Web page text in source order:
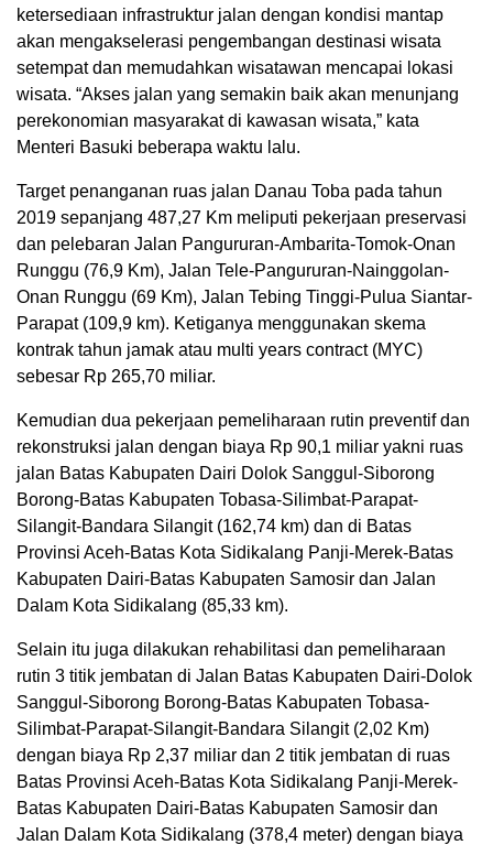
ketersediaan infrastruktur jalan dengan kondisi mantap
akan mengakselerasi pengembangan destinasi wisata
setempat dan memudahkan wisatawan mencapai lokasi
wisata. “Akses jalan yang semakin baik akan menunjang
perekonomian masyarakat di kawasan wisata,” kata
Menteri Basuki beberapa waktu lalu.
Target penanganan ruas jalan Danau Toba pada tahun
2019 sepanjang 487,27 Km meliputi pekerjaan preservasi
dan pelebaran Jalan Pangururan-Ambarita-Tomok-Onan
Runggu (76,9 Km), Jalan Tele-Pangururan-Nainggolan-
Onan Runggu (69 Km), Jalan Tebing Tinggi-Pulua Siantar-
Parapat (109,9 km). Ketiganya menggunakan skema
kontrak tahun jamak atau multi years contract (MYC)
sebesar Rp 265,70 miliar.
Kemudian dua pekerjaan pemeliharaan rutin preventif dan
rekonstruksi jalan dengan biaya Rp 90,1 miliar yakni ruas
jalan Batas Kabupaten Dairi Dolok Sanggul-Siborong
Borong-Batas Kabupaten Tobasa-Silimbat-Parapat-
Silangit-Bandara Silangit (162,74 km) dan di Batas
Provinsi Aceh-Batas Kota Sidikalang Panji-Merek-Batas
Kabupaten Dairi-Batas Kabupaten Samosir dan Jalan
Dalam Kota Sidikalang (85,33 km).
Selain itu juga dilakukan rehabilitasi dan pemeliharaan
rutin 3 titik jembatan di Jalan Batas Kabupaten Dairi-Dolok
Sanggul-Siborong Borong-Batas Kabupaten Tobasa-
Silimbat-Parapat-Silangit-Bandara Silangit (2,02 Km)
dengan biaya Rp 2,37 miliar dan 2 titik jembatan di ruas
Batas Provinsi Aceh-Batas Kota Sidikalang Panji-Merek-
Batas Kabupaten Dairi-Batas Kabupaten Samosir dan
Jalan Dalam Kota Sidikalang (378,4 meter) dengan biaya